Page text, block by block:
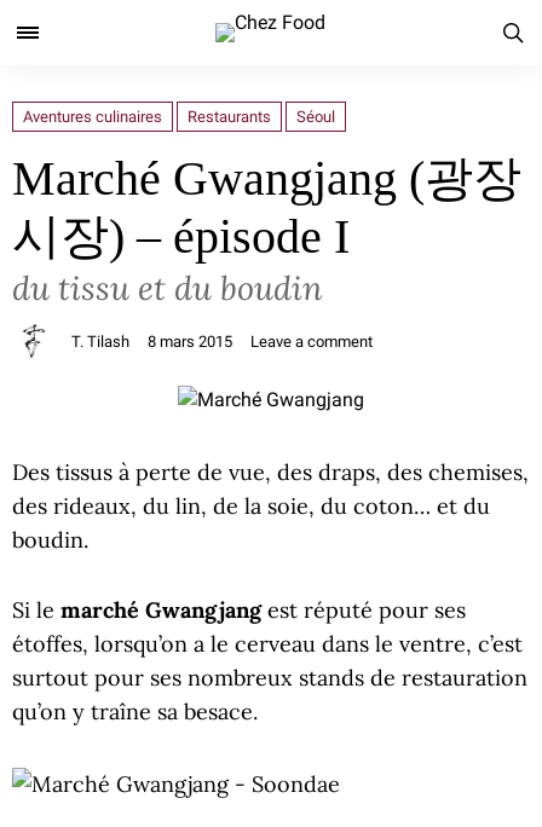
Aventures culinaires Restaurants Séoul
Marché Gwangjang (광장
시장) – épisode I
du tissu et du boudin
T. Tilash 8 mars 2015 Leave a comment
Des tissus à perte de vue, des draps, des chemises,
des rideaux, du lin, de la soie, du coton… et du
boudin.
Si le marché Gwangjangest réputé pour ses
étoffes, lorsqu’on a le cerveau dans le ventre, c’est
surtout pour ses nombreux stands de restauration
qu’on y traîne sa besace.